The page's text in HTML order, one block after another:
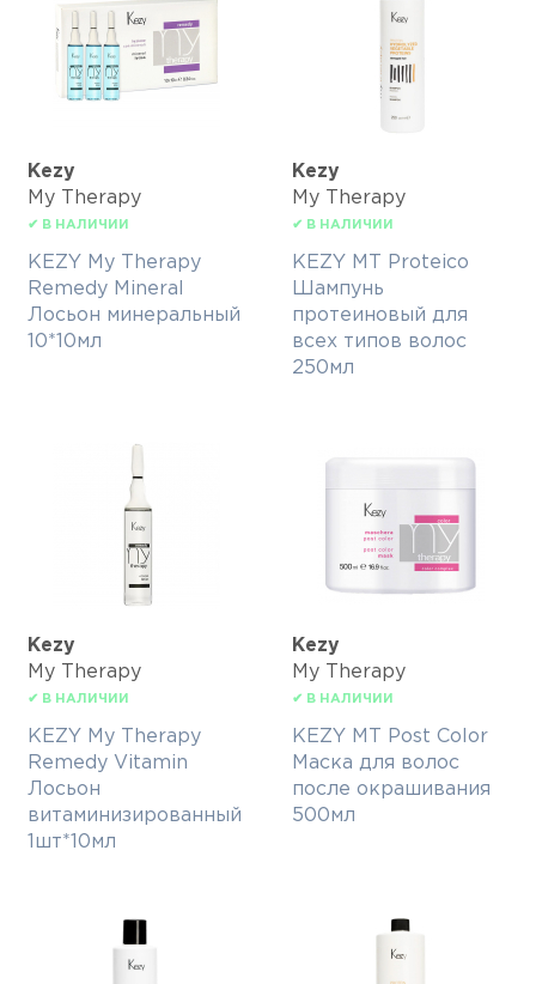
Kezy
My Therapy
✔ В НАЛИЧИИ
KEZY My Therapy
Remedy Mineral
Лосьон минеральный
10*10мл
Kezy
My Therapy
✔ В НАЛИЧИИ
KEZY MT Proteico
Шампунь
протеиновый для
всех типов волос
250мл
Kezy
My Therapy
✔ В НАЛИЧИИ
KEZY My Therapy
Remedy Vitamin
Лосьон
витаминизированный
1шт*10мл
Kezy
My Therapy
✔ В НАЛИЧИИ
KEZY MT Post Color
Маска для волос
после окрашивания
500мл